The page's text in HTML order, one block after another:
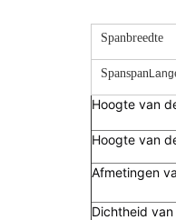
Spanbreedte
Spanspan
Hoogte van
Hoogte van
Afmetingen
Dichtheid